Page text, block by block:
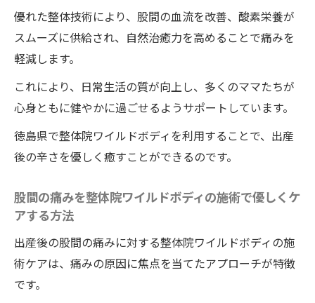
優れた整体技術により、股間の血流を改善、酸素栄養が
スムーズに供給され、自然治癒力を高めることで痛みを
軽減します。
これにより、日常生活の質が向上し、多くのママたちが
心身ともに健やかに過ごせるようサポートしています。
徳島県で整体院ワイルドボディを利用することで、出産
後の辛さを優しく癒すことができるのです。
股間の痛みを整体院ワイルドボディの施術で優しくケ
アする方法
出産後の股間の痛みに対する整体院ワイルドボディの施
術ケアは、痛みの原因に焦点を当てたアプローチが特徴
です。